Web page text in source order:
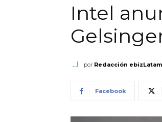
Intel
por Redacción ebizLatam
Facebook